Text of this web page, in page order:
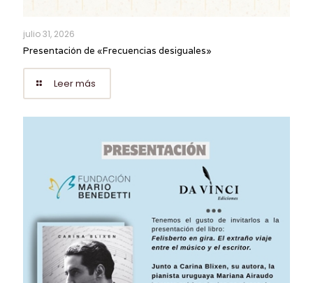
julio 31, 2026
Presentación de «Frecuencias desiguales»
Leer más